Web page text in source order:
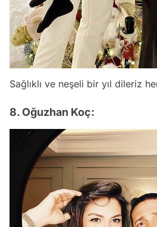
Sağlıklı ve neşeli bir yıl dileriz
8. Oğuzhan Koç: